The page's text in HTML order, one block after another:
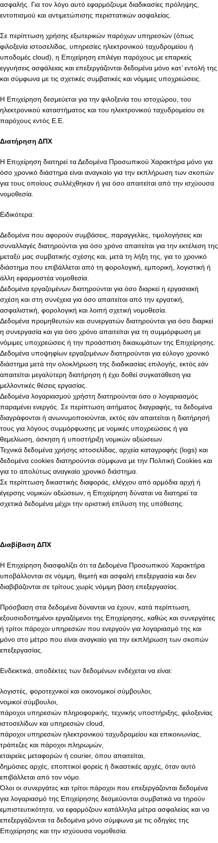
ασφαλής. Για τον λόγο αυτό εφαρμόζουμε διαδικασίες πρόληψης,
εντοπισμού και αντιμετώπισης περιστατικών ασφαλείας.
Σε περίπτωση χρήσης εξωτερικών παρόχων υπηρεσιών (όπως
φιλοξενία ιστοσελίδας, υπηρεσίες ηλεκτρονικού ταχυδρομείου ή
υποδομές cloud), η Επιχείρηση επιλέγει παρόχους με επαρκείς
εγγυήσεις ασφάλειας και επεξεργάζονται δεδομένα μόνο κατ’ εντολή της
και σύμφωνα με τις σχετικές συμβατικές και νόμιμες υποχρεώσεις.
Η Επιχείρηση δεσμεύεται για την φιλοξενία του ιστοχώρου, του
ηλεκτρονικού καταστήματος και του ηλεκτρονικού ταχυδρομείου σε
παρόχους εντός Ε.Ε.
Διατήρηση ΔΠΧ
Η Επιχείρηση διατηρεί τα Δεδομένα Προσωπικού Χαρακτήρα μόνο για
όσο χρονικό διάστημα είναι αναγκαίο για την εκπλήρωση των σκοπών
για τους οποίους συλλέχθηκαν ή για όσο απαιτείται από την ισχύουσα
νομοθεσία.
Ειδικότερα:
Δεδομένα που αφορούν συμβάσεις, παραγγελίες, τιμολογήσεις και
συναλλαγές διατηρούνται για όσο χρόνο απαιτείται για την εκτέλεση της
μεταξύ μας συμβατικής σχέσης και, μετά τη λήξη της, για το χρονικό
διάστημα που επιβάλλεται από τη φορολογική, εμπορική, λογιστική ή
άλλη εφαρμοστέα νομοθεσία.
Δεδομένα εργαζομένων διατηρούνται για όσο διαρκεί η εργασιακή
σχέση και στη συνέχεια για όσο απαιτείται από την εργατική,
ασφαλιστική, φορολογική και λοιπή σχετική νομοθεσία.
Δεδομένα προμηθευτών και συνεργατών διατηρούνται για όσο διαρκεί
η συνεργασία και για όσο χρόνο απαιτείται για τη συμμόρφωση με
νόμιμες υποχρεώσεις ή την προάσπιση δικαιωμάτων της Επιχείρησης.
Δεδομένα υποψηφίων εργαζομένων διατηρούνται για εύλογο χρονικό
διάστημα μετά την ολοκλήρωση της διαδικασίας επιλογής, εκτός εάν
απαιτείται μεγαλύτερη διατήρηση ή έχει δοθεί συγκατάθεση για
μελλοντικές θέσεις εργασίας.
Δεδομένα λογαριασμού χρήστη διατηρούνται όσο ο λογαριασμός
παραμένει ενεργός. Σε περίπτωση αιτήματος διαγραφής, τα δεδομένα
διαγράφονται ή ανωνυμοποιούνται, εκτός εάν απαιτείται η διατήρησή
τους για λόγους συμμόρφωσης με νομικές υποχρεώσεις ή για
θεμελίωση, άσκηση ή υποστήριξη νομικών αξιώσεων.
Τεχνικά δεδομένα χρήσης ιστοσελίδας, αρχεία καταγραφής (logs) και
δεδομένα cookies διατηρούνται σύμφωνα με την Πολιτική Cookies και
για το απολύτως αναγκαίο χρονικό διάστημα.
Σε περίπτωση δικαστικής διαφοράς, ελέγχου από αρμόδια αρχή ή
έγερσης νομικών αξιώσεων, η Επιχείρηση δύναται να διατηρεί τα
σχετικά δεδομένα μέχρι την οριστική επίλυση της υπόθεσης.
Διαβίβαση ΔΠΧ
Η Επιχείρηση διασφαλίζει ότι τα Δεδομένα Προσωπικού Χαρακτήρα
υποβάλλονται σε νόμιμη, θεμιτή και ασφαλή επεξεργασία και δεν
διαβιβάζονται σε τρίτους χωρίς νόμιμη βάση επεξεργασίας.
Πρόσβαση στα δεδομένα δύνανται να έχουν, κατά περίπτωση,
εξουσιοδοτημένοι εργαζόμενοι της Επιχείρησης, καθώς και συνεργάτες
ή τρίτοι πάροχοι υπηρεσιών που ενεργούν για λογαριασμό της και
μόνο στο μέτρο που είναι αναγκαίο για την εκπλήρωση των σκοπών
επεξεργασίας.
Ενδεικτικά, αποδέκτες των δεδομένων ενδέχεται να είναι:
λογιστές, φοροτεχνικοί και οικονομικοί σύμβουλοι,
νομικοί σύμβουλοι,
πάροχοι υπηρεσιών πληροφορικής, τεχνικής υποστήριξης, φιλοξενίας
ιστοσελίδων και υπηρεσιών cloud,
πάροχοι υπηρεσιών ηλεκτρονικού ταχυδρομείου και επικοινωνίας,
τράπεζες και πάροχοι πληρωμών,
εταιρείες μεταφορών ή courier, όπου απαιτείται,
δημόσιες αρχές, εποπτικοί φορείς ή δικαστικές αρχές, όταν αυτό
επιβάλλεται από τον νόμο.
Όλοι οι συνεργάτες και τρίτοι πάροχοι που επεξεργάζονται δεδομένα
για λογαριασμό της Επιχείρησης δεσμεύονται συμβατικά να τηρούν
εμπιστευτικότητα, να εφαρμόζουν κατάλληλα μέτρα ασφαλείας και να
επεξεργάζονται τα δεδομένα μόνο σύμφωνα με τις οδηγίες της
Επιχείρησης και την ισχύουσα νομοθεσία.